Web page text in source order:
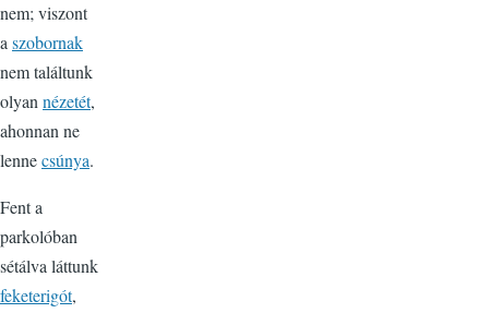
nem; viszont
aszobornak
nem találtunk
olyannézetét,
ahonnan ne
lennecsúnya.
Fent a
parkolóban
sétálva láttunk
feketerigót,